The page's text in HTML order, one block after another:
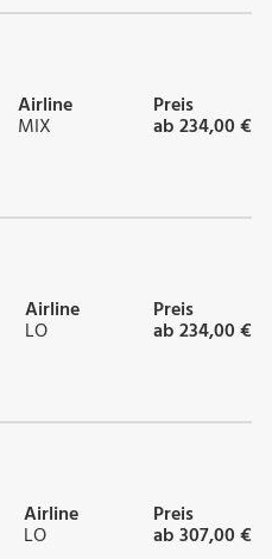
Airline
MIX
Preis
ab 234,00 €
Airline
LO
Preis
ab 234,00 €
Airline
LO
Preis
ab 307,00 €